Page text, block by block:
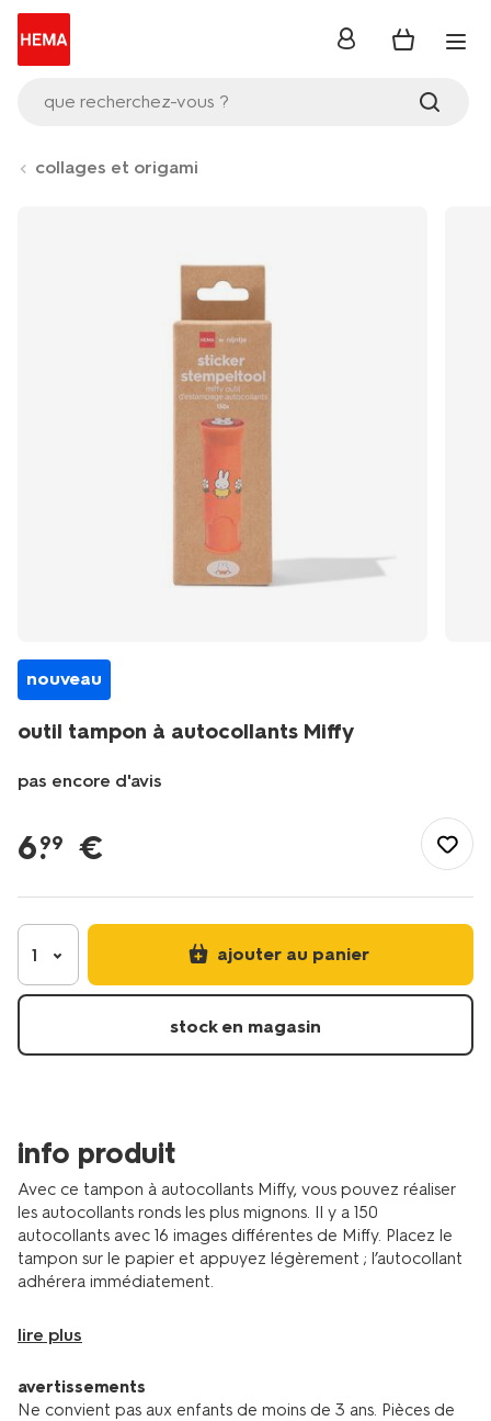
que recherchez-vous ?
se
collages et origami
nouveau
outil tampon à autocollants Miffy
pas encore d'avis
fr/jouets/dessin-
jeux-
tampon-
a-
autocollants-
15900591.html
6.
99 €
1 ajouter au panier
stock en magasin
info produit
Avec ce tampon à autocollants Miffy, vous pouvez réaliser
les autocollants ronds les plus mignons. Il y a 150
autocollants avec 16 images différentes de Miffy. Placez le
tampon sur le papier et appuyez légèrement ; l’autocollant
adhérera immédiatement.
lire plus
avertissements
Ne convient pas aux enfants de moins de 3 ans. Pièces de